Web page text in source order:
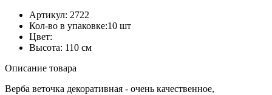
Артикул: 2722
Кол-во в упаковке:10 шт
Цвет:
Высота: 110 см
Описание товара
Верба веточка декоративная - очень качественное,